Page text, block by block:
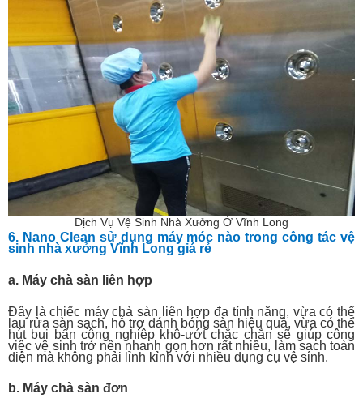
Dịch Vụ Vệ Sinh Nhà Xưởng Ở Vĩnh Long
6. Nano Clean sử dụng máy móc nào trong công tác vệ
sinh nhà xưởng Vĩnh Long giá rẻ
a. Máy chà sàn liên hợp
Đây là chiếc máy chà sàn liên hợp đa tính năng, vừa có thể
lau rửa sàn sạch, hỗ trợ đánh bóng sàn hiệu quả, vừa có thể
hút bụi bẩn công nghiệp khô-ướt chắc chắn sẽ giúp công
việc vệ sinh trở nên nhanh gọn hơn rất nhiều, làm sạch toàn
diện mà không phải lỉnh kỉnh với nhiều dụng cụ vệ sinh.
b. Máy chà sàn đơn